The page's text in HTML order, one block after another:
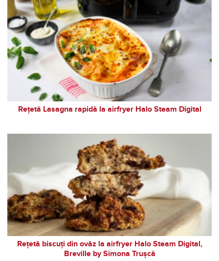
Rețetă Lasagna rapidă la airfryer Halo Steam Digital
Rețetă biscuți din ovăz la airfryer Halo Steam Digital,
Breville by Simona Trușcă